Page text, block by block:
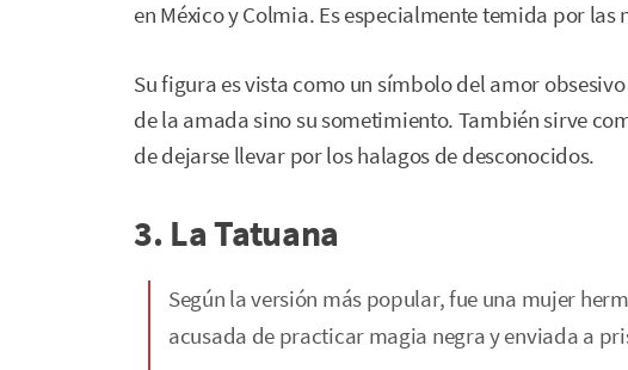
en México y Colmia. Es especialmente temida por
Su figura es vista como un símbolo del amor
de la amada sino su sometimiento. También sirve
de dejarse llevar por los halagos de desconocidos.
3. La Tatuana
Según la versión más popular, fue una mujer
acusada de practicar magia negra y enviada a